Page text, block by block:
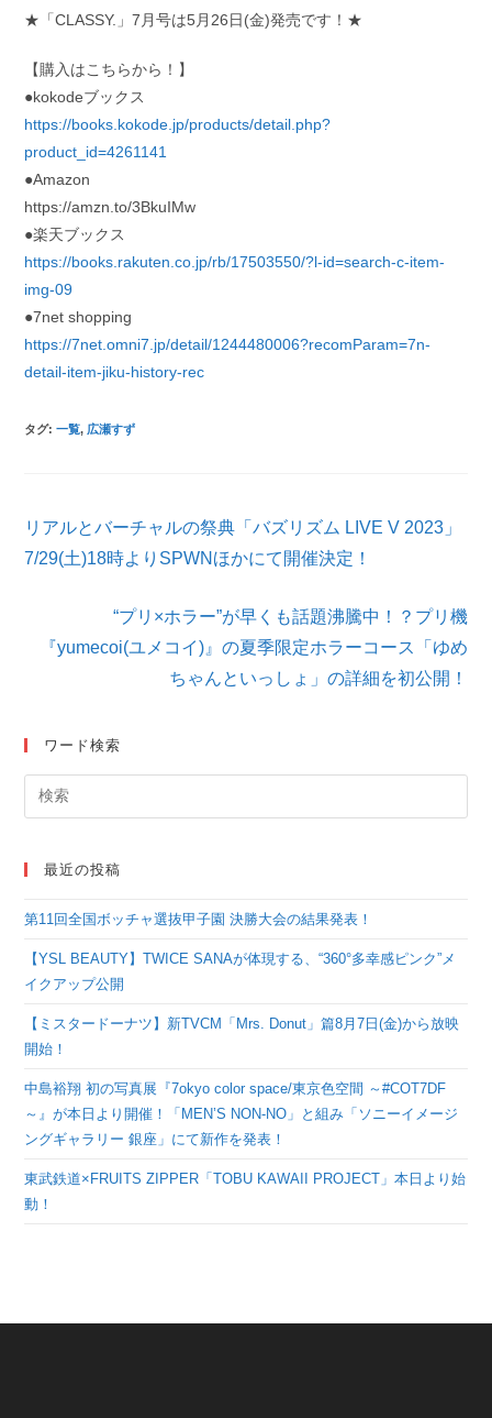
★「CLASSY.」7月号は5月26日(金)発売です！★
【購入はこちらから！】
●kokodeブックス
https://books.kokode.jp/products/detail.php?
product_id=4261141
●Amazon
https://amzn.to/3BkuIMw
●楽天ブックス
https://books.rakuten.co.jp/rb/17503550/?l-id=search-c-item-
img-09
●7net shopping
https://7net.omni7.jp/detail/1244480006?recomParam=7n-
detail-item-jiku-history-rec
タグ:一覧, 広瀬すず
の
他
リアルとバーチャルの祭典「バズリズム LIVE V 2023」
7/29(土)18時よりSPWNほかにて開催決定！
“プリ×ホラー”が早くも話題沸騰中！？プリ機
『yumecoi(ユメコイ)』の夏季限定ホラーコース「ゆめ
ちゃんといっしょ」の詳細を初公開！
ワード検索
最近の投稿
第11回全国ボッチャ選抜甲子園 決勝大会の結果発表！
【YSL BEAUTY】TWICE SANAが体現する、“360°多幸感ピンク”メ
イクアップ公開
【ミスタードーナツ】新TVCM「Mrs. Donut」篇8月7日(金)から放映
開始！
中島裕翔 初の写真展『7okyo color space/東京色空間 ～#COT7DF
～』が本日より開催！「MEN’S NON-NO」と組み「ソニーイメージ
ングギャラリー 銀座」にて新作を発表！
東武鉄道×FRUITS ZIPPER「TOBU KAWAII PROJECT」本日より始
動！